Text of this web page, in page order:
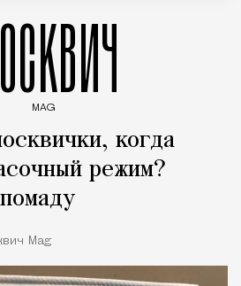
MAG
когда
режим?
Mag